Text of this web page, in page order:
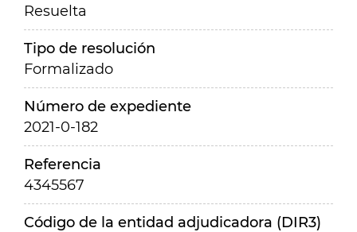
Resuelta
Tipo de resolución
Formalizado
Número de expediente
2021-0-182
Referencia
4345567
Código de la entidad adjudicadora (DIR3)